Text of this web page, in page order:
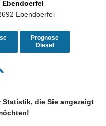
Ebendoerfel
Prognose
Diesel
die Sie angezeigt